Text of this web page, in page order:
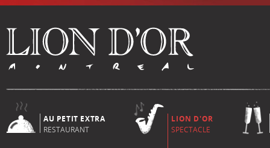
AU PETIT EXTRA
RESTAURANT
LION D'OR
SPECTACLE